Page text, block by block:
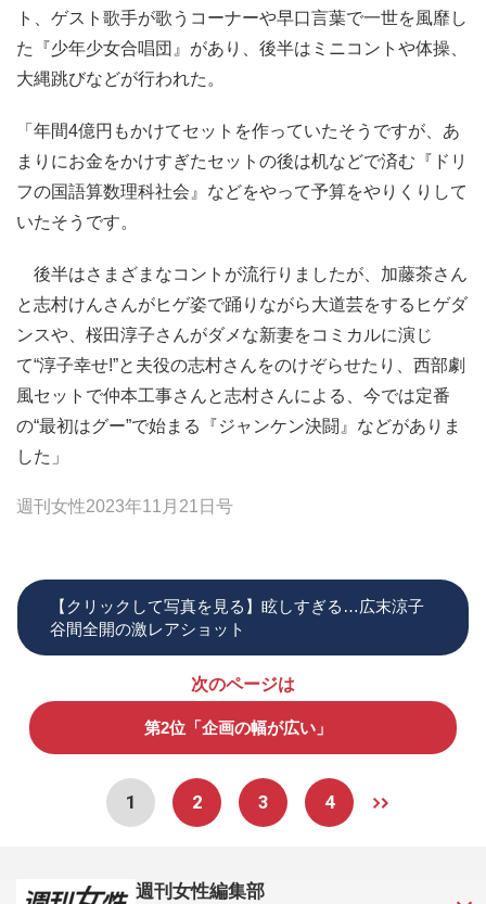
ト、ゲスト歌手が歌うコーナーや早口言葉で一世を風靡し
た『少年少女合唱団』があり、後半はミニコントや体操、
大縄跳びなどが行われた。
「年間4億円もかけてセットを作っていたそうですが、あ
まりにお金をかけすぎたセットの後は机などで済む『ドリ
フの国語算数理科社会』などをやって予算をやりくりして
いたそうです。
後半はさまざまなコントが流行りましたが、加藤茶さん
と志村けんさんがヒゲ姿で踊りながら大道芸をするヒゲダ
ンスや、桜田淳子さんがダメな新妻をコミカルに演じ
て“淳子幸せ!”と夫役の志村さんをのけぞらせたり、西部劇
風セットで仲本工事さんと志村さんによる、今では定番
の“最初はグー”で始まる『ジャンケン決闘』などがありま
した」
週刊女性2023年11月21日号
【クリックして写真を見る】眩しすぎる…広末涼子
谷間全開の激レアショット
次のページは
第2位「企画の幅が広い」
1 2 3 4
週刊女性編集部